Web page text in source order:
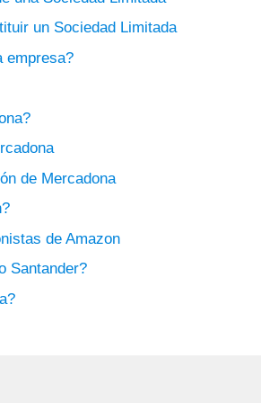
un Sociedad Limitada
empresa?
de Mercadona
de Amazon
Santander?